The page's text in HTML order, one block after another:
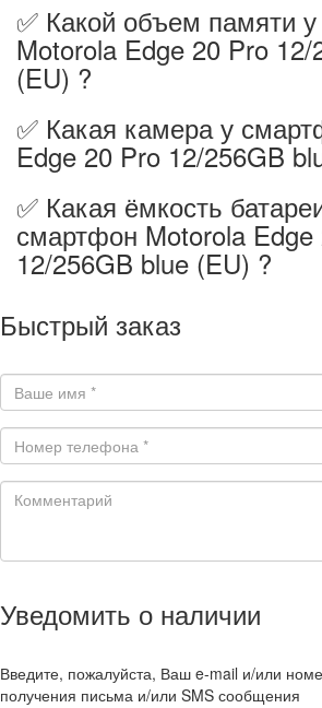
✅ Какой объем памяти
Motorola Edge 20 Pro
(EU) ?
✅ Какая камера у
Edge 20 Pro 12/256GB
✅ Какая ёмкость
смартфон Motorola Edge
12/256GB blue (EU) ?
Быстрый заказ
Уведомить о наличии
Введите, пожалуйста, Ваш e-mail и/или
получения письма и/или SMS сообщения